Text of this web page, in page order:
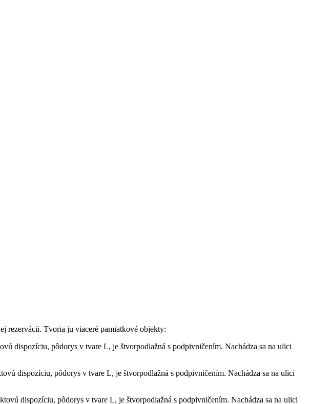
rezervácii. Tvoria ju viaceré pamiatkové objekty:
dispozíciu, pôdorys v tvare L, je štvorpodlažná s podpivničením. Nachádza sa na ulici
dispozíciu, pôdorys v tvare L, je štvorpodlažná s podpivničením. Nachádza sa na ulici
dispozíciu, pôdorys v tvare L, je štvorpodlažná s podpivničením. Nachádza sa na ulici